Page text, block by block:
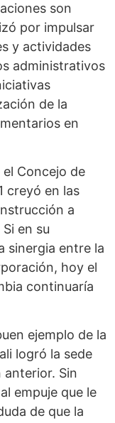
son
por impulsar
y actividades
administrativos
de la
en
Concejo de
creyó en las
a
en su
sinergia entre la
hoy el
continuaría
ejemplo de la
logró la sede
anterior. Sin
empuje que le
de que la